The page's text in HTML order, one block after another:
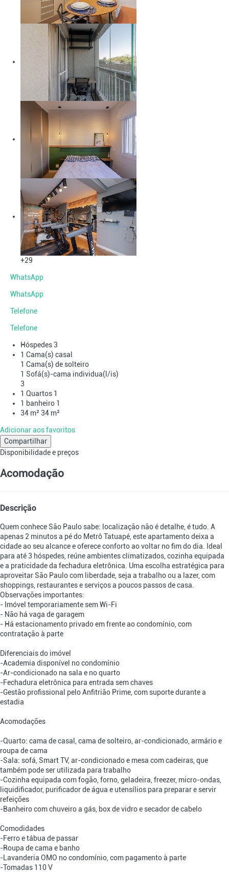
+29
WhatsApp
WhatsApp
Telefone
Telefone
Hóspedes 3
1 Cama(s) casal
1 Cama(s) de solteiro
1 Sofá(s)-cama individua(l/is)
3
1 Quartos 1
1 banheiro 1
34 m² 34 m²
Adicionar aos favoritos
Compartilhar
Disponibilidade e preços
Acomodação
Descrição
Quem conhece São Paulo sabe: localização não é detalhe, é tudo. A
apenas 2 minutos a pé do Metrô Tatuapé, este apartamento deixa a
cidade ao seu alcance e oferece conforto ao voltar no fim do dia. Ideal
para até 3 hóspedes, reúne ambientes climatizados, cozinha equipada
e a praticidade da fechadura eletrônica. Uma escolha estratégica para
aproveitar São Paulo com liberdade, seja a trabalho ou a lazer, com
shoppings, restaurantes e serviços a poucos passos de casa.
Observações importantes:
- Imóvel temporariamente sem Wi-Fi
- Não há vaga de garagem
- Há estacionamento privado em frente ao condomínio, com
contratação à parte
Diferenciais do imóvel
-Academia disponível no condomínio
-Ar-condicionado na sala e no quarto
-Fechadura eletrônica para entrada sem chaves
-Gestão profissional pelo Anfitrião Prime, com suporte durante a
estadia
Acomodações
-Quarto: cama de casal, cama de solteiro, ar-condicionado, armário e
roupa de cama
-Sala: sofá, Smart TV, ar-condicionado e mesa com cadeiras, que
também pode ser utilizada para trabalho
-Cozinha equipada com fogão, forno, geladeira, freezer, micro-ondas,
liquidificador, purificador de água e utensílios para preparar e servir
refeições
-Banheiro com chuveiro a gás, box de vidro e secador de cabelo
Comodidades
-Ferro e tábua de passar
-Roupa de cama e banho
-Lavanderia OMO no condomínio, com pagamento à parte
-Tomadas 110 V